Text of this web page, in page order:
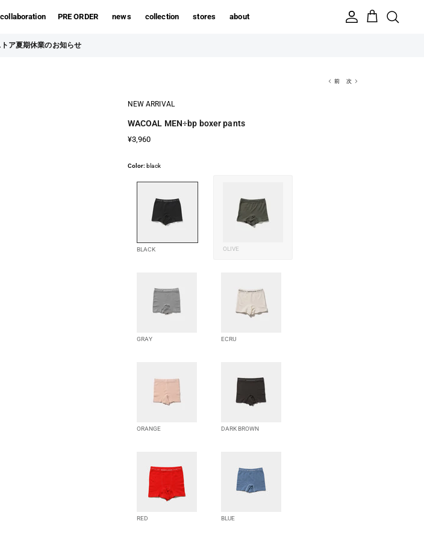
collaboration PRE ORDER news collection stores about
ア夏期休業のお知らせ
前 次
NEW ARRIVAL
WACOAL MEN÷bp boxer pants
¥3,960
Color: black
BLACK OLIVE
GRAY ECRU
ORANGE DARK BROWN
RED BLUE